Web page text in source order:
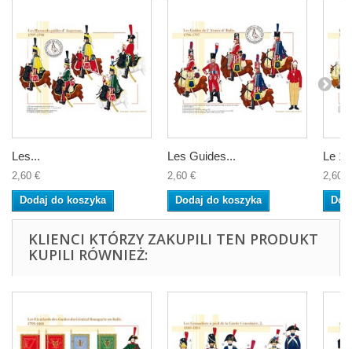
Les...
2,60 €
Dodaj do koszyka
Les Guides...
2,60 €
Dodaj do koszyka
Le
2,60 €
KLIENCI KTÓRZY ZAKUPILI TEN PRODUKT
KUPILI RÓWNIEŻ: